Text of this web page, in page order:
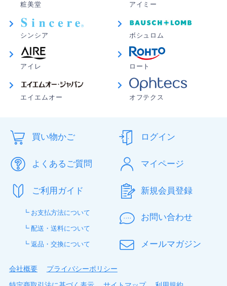
粧美堂 アイミー
シンシア ボシュロム
アイレ ロート
エイエムオー オフテクス
買い物かご
よくあるご質問
ご利用ガイド
┗ お支払方法について
┗ 配送・送料について
┗ 返品・交換について
ログイン
マイページ
新規会員登録
お問い合わせ
メールマガジン
会社概要
プライバシーポリシー